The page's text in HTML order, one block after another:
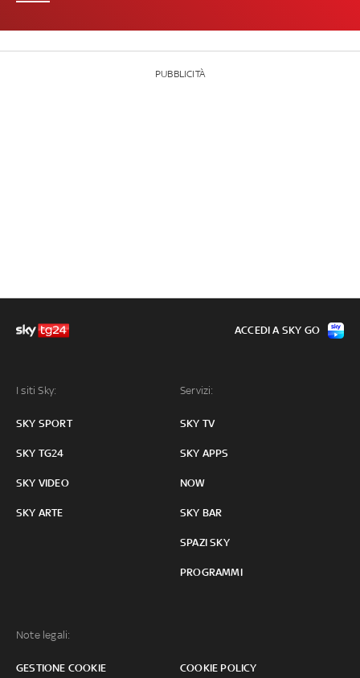
PUBBLICITÀ
I siti Sky:
SKY SPORT
SKY TG24
SKY VIDEO
SKY ARTE
Servizi:
SKY TV
SKY APPS
NOW
SKY BAR
SPAZI SKY
PROGRAMMI
Note legali:
GESTIONE COOKIE COOKIE POLICY
ACCEDI A SKY GO